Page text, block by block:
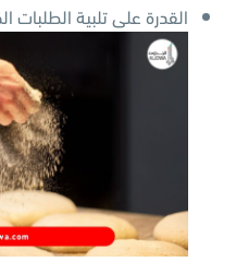
القدرة على تلبية الطلبات